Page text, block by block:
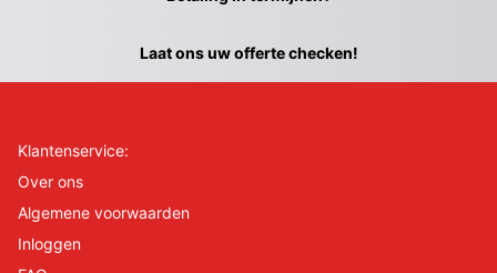
Laat ons uw offerte checken!
Klantenservice:
Over ons
Algemene voorwaarden
Inloggen